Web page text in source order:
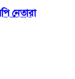
নেতারা